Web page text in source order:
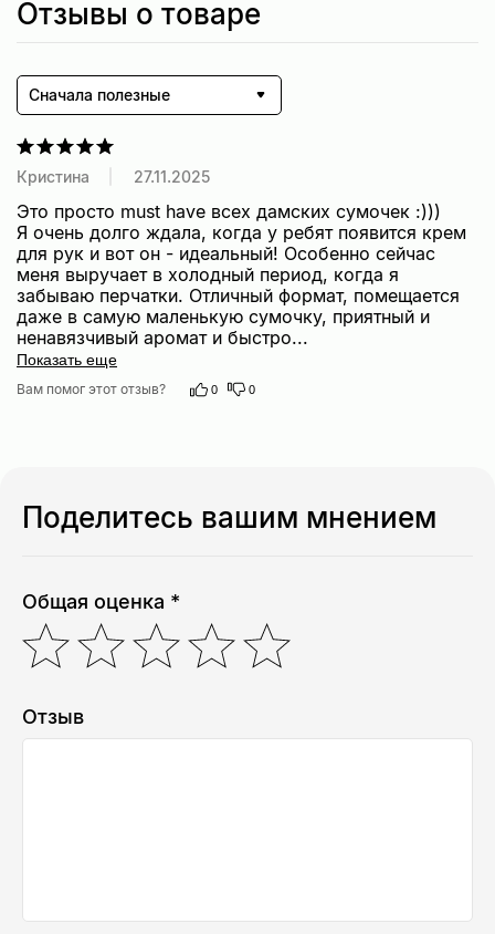
Отзывы о товаре
Сначала полезные
Кристина 27.11.2025
Это просто must have всех дамских сумочек :)))
Я очень долго ждала, когда у ребят появится крем
для рук и вот он - идеальный! Особенно сейчас
меня выручает в холодный период, когда я
забываю перчатки. Отличный формат, помещается
даже в самую маленькую сумочку, приятный и
ненавязчивый аромат и быстро...
Показать еще
Вам помог этот отзыв? 0 0
Поделитесь вашим мнением
Общая оценка *
Отзыв
Контакты
Клиентам Каталог
Доставка и оплата
О компании
Для тела: home SPA
info@ecomirai.ru
8 800 444 51 06